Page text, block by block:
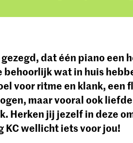
dat één piano een
behoorlijk wat in huis
voor ritme en klank, een
maar vooral ook
Herken jij jezelf in deze
KC wellicht iets voor jou!